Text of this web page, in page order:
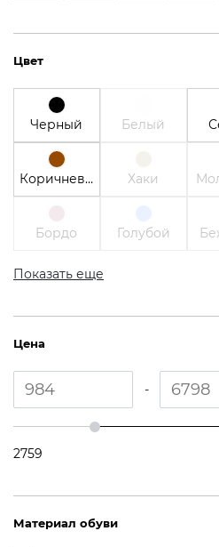
Цвет
Черный Белый
Коричневый Хаки
Бордо Голубой
Показать еще
Цена
-
2759
Материал обуви